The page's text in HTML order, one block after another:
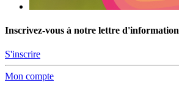
Inscrivez-vous à notre lettre d'information
S'inscrire
Mon compte